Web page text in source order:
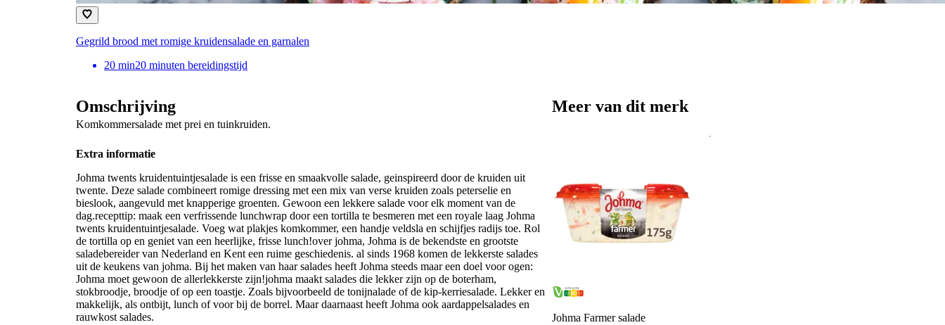
Gegrild brood met romige kruidensalade en garnalen
20 min20 minuten bereidingstijd
Omschrijving
Komkommersalade met prei en tuinkruiden.
Extra informatie
Johma twents kruidentuintjesalade is een frisse en smaakvolle salade, geinspireerd door de kruiden uit
twente. Deze salade combineert romige dressing met een mix van verse kruiden zoals peterselie en
bieslook, aangevuld met knapperige groenten. Gewoon een lekkere salade voor elk moment van de
dag.recepttip: maak een verfrissende lunchwrap door een tortilla te besmeren met een royale laag Johma
twents kruidentuintjesalade. Voeg wat plakjes komkommer, een handje veldsla en schijfjes radijs toe. Rol
de tortilla op en geniet van een heerlijke, frisse lunch!over johma, Johma is de bekendste en grootste
saladebereider van Nederland en Kent een ruime geschiedenis. al sinds 1968 komen de lekkerste salades
uit de keukens van johma. Bij het maken van haar salades heeft Johma steeds maar een doel voor ogen:
Johma moet gewoon de allerlekkerste zijn!johma maakt salades die lekker zijn op de boterham,
stokbroodje, broodje of op een toastje. Zoals bijvoorbeeld de tonijnalade of de kip-kerriesalade. Lekker en
makkelijk, als ontbijt, lunch of voor bij de borrel. Maar daarnaast heeft Johma ook aardappelsalades en
rauwkost salades.
Meer van dit merk
Johma Farmer salade